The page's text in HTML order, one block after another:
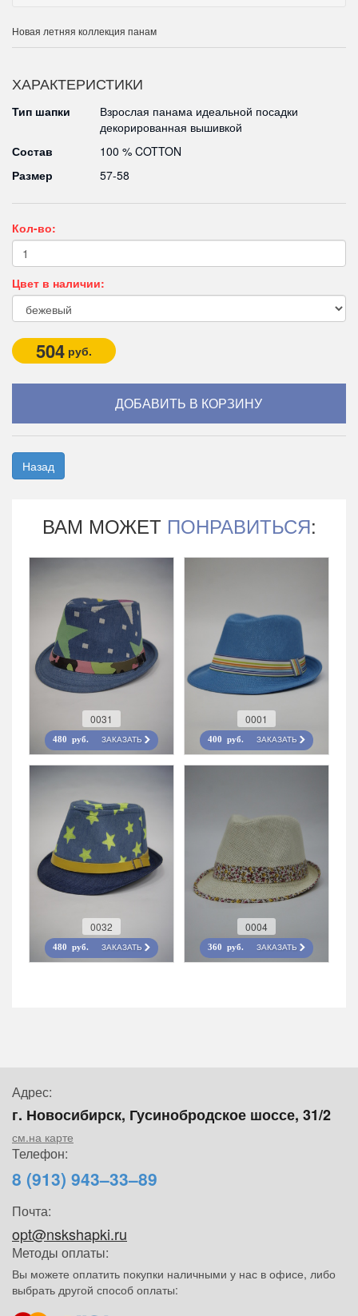
Новая летняя коллекция панам
ХАРАКТЕРИСТИКИ
Тип шапки
Взрослая панама идеальной посадки
декорированная вышивкой
Состав
100 % COTTON
Размер
57-58
Кол-во:
Цвет в наличии:
504 руб.
Назад
ВАМ МОЖЕТ ПОНРАВИТЬСЯ:
0031
480 руб. ЗАКАЗАТЬ
0001
400 руб. ЗАКАЗАТЬ
0032
480 руб. ЗАКАЗАТЬ
0004
360 руб. ЗАКАЗАТЬ
Адрес:
г. Новосибирск, Гусинобродское шоссе, 31/2
см.на карте
Телефон:
8 (913) 943–33–89
Почта:
opt@nskshapki.ru
Методы оплаты:
Вы можете оплатить покупки наличными у нас в офисе, либо
выбрать другой способ оплаты: